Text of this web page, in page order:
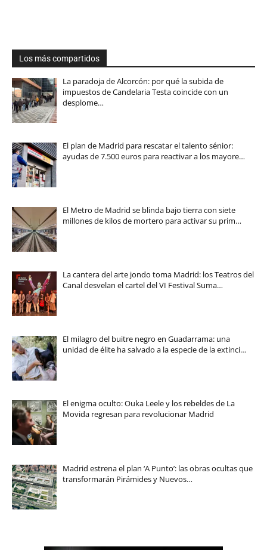
Los más compartidos
La paradoja de Alcorcón: por qué la subida de
impuestos de Candelaria Testa coincide con un
desplome…
El plan de Madrid para rescatar el talento sénior:
ayudas de 7.500 euros para reactivar a los mayore…
El Metro de Madrid se blinda bajo tierra con siete
millones de kilos de mortero para activar su prim…
La cantera del arte jondo toma Madrid: los Teatros del
Canal desvelan el cartel del VI Festival Suma…
El milagro del buitre negro en Guadarrama: una
unidad de élite ha salvado a la especie de la extinci…
El enigma oculto: Ouka Leele y los rebeldes de La
Movida regresan para revolucionar Madrid
Madrid estrena el plan ‘A Punto’: las obras ocultas que
transformarán Pirámides y Nuevos…